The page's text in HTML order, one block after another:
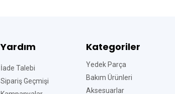
Yardım
İade Talebi
Sipariş Geçmişi
Kategoriler
Yedek Parça
Bakım Ürünleri
Aksesuarlar